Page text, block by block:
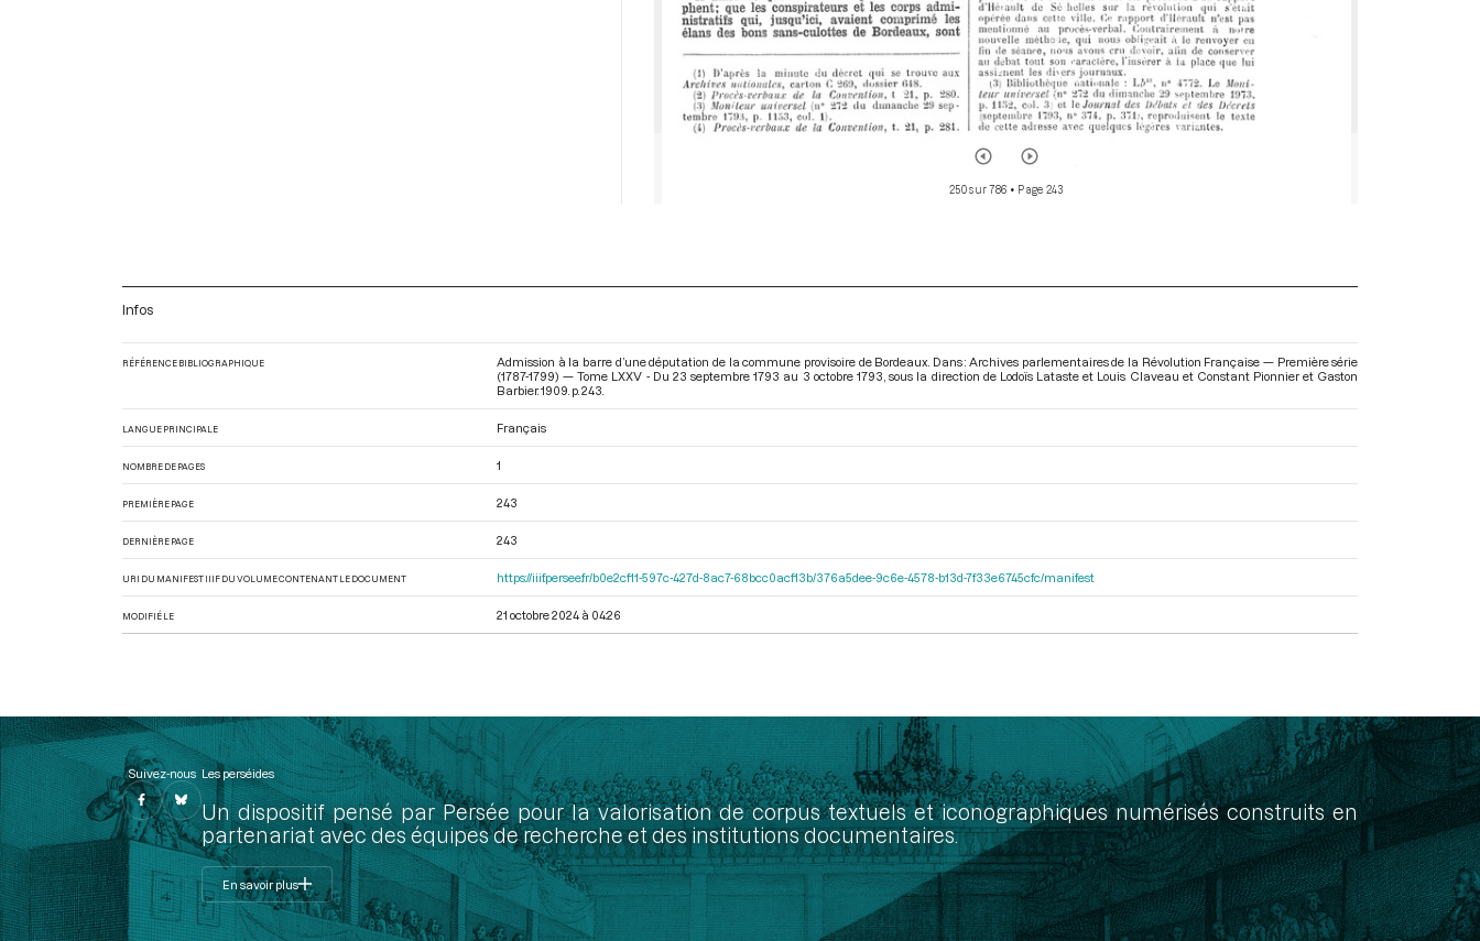
250 sur 786 • Page 243
Infos
RÉFÉRENCE BIBLIOGRAPHIQUE
Admission à la barre d’une députation de la commune provisoire de Bordeaux. Dans : Archives parlementaires de la Révolution Française — Première série
(1787-1799) — Tome LXXV - Du 23 septembre 1793 au 3 octobre 1793 , sous la direction de Lodoïs Lataste et Louis Claveau et Constant Pionnier et Gaston
Barbier. 1909. p. 243.
LANGUE PRINCIPALE Français
NOMBRE DE PAGES 1
PREMIÈRE PAGE 243
DERNIÈRE PAGE 243
URI DU MANIFEST IIIF DU VOLUME CONTENANT LE DOCUMENT https://iiif.persee.fr/b0e2cf11-597c-427d-8ac7-68bcc0acf13b/376a5dee-9c6e-4578-b13d-7f33e6745cfc/manifest
MODIFIÉ LE 21 octobre 2024 à 04:26
Suivez-nous Les perséides
Un dispositif pensé par Persée pour la valorisation de corpus textuels et iconographiques numérisés construits en
partenariat avec des équipes de recherche et des institutions documentaires.
En savoir plus